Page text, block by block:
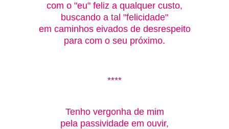
com o "eu" feliz a qualquer custo,
buscando a tal "felicidade"
em caminhos eivados de desrespeito
para com o seu próximo.
****
Tenho vergonha de mim
pela passividade em ouvir,